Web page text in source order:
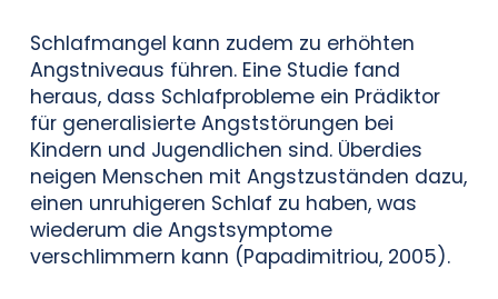
Schlafmangel kann zudem zu erhöhten
Angstniveaus führen. Eine Studie fand
heraus, dass Schlafprobleme ein Prädiktor
für generalisierte Angststörungen bei
Kindern und Jugendlichen sind. Überdies
neigen Menschen mit Angstzuständen dazu,
einen unruhigeren Schlaf zu haben, was
wiederum die Angstsymptome
verschlimmern kann (Papadimitriou, 2005).